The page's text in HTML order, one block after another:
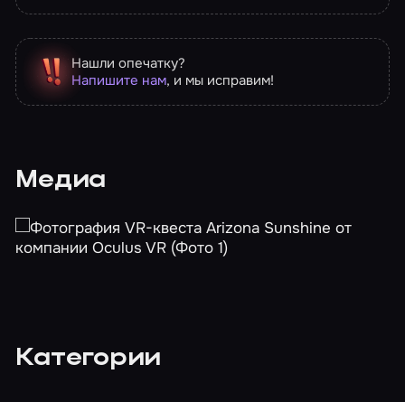
Нашли опечатку?
Напишите нам, и мы исправим!
Медиа
Категории